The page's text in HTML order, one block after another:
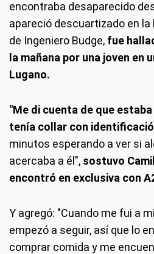
encontraba desaparecido
apareció descuartizado en
de Ingeniero Budge, fue
la mañana por una joven en
Lugano.
"Me di cuenta de que
tenía collar con
minutos esperando a ver si
acercaba a él", sostuvo
encontró en exclusiva con
Y agregó: "Cuando me fui a
empezó a seguir, así que lo
comprar comida y me